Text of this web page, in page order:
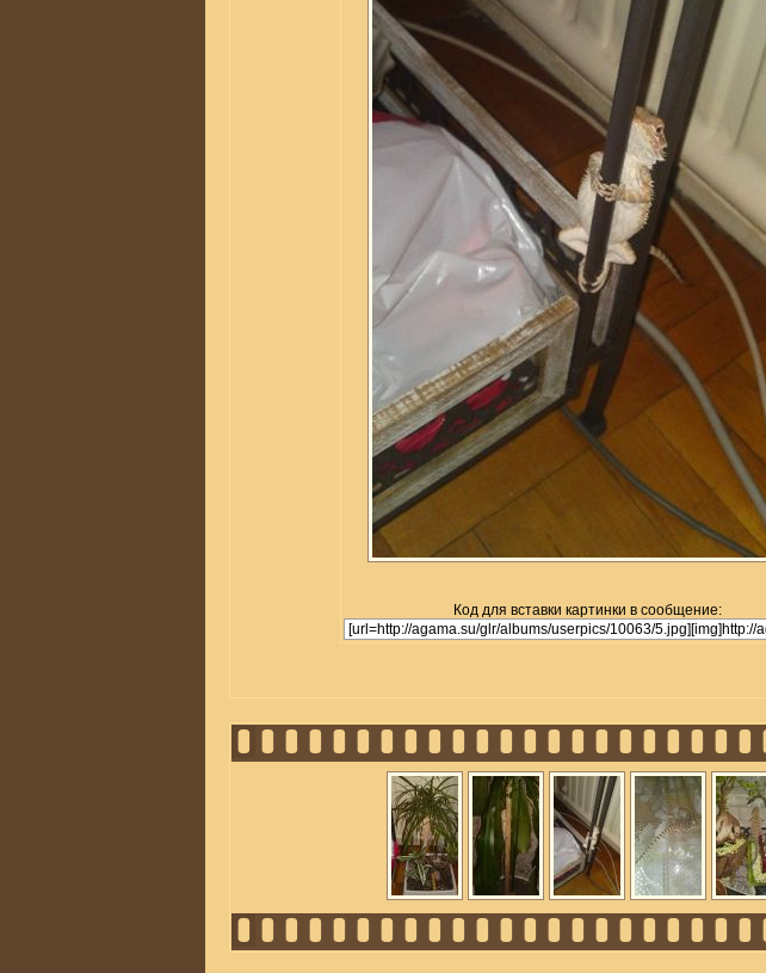
Код для вставки картинки в сообщение: